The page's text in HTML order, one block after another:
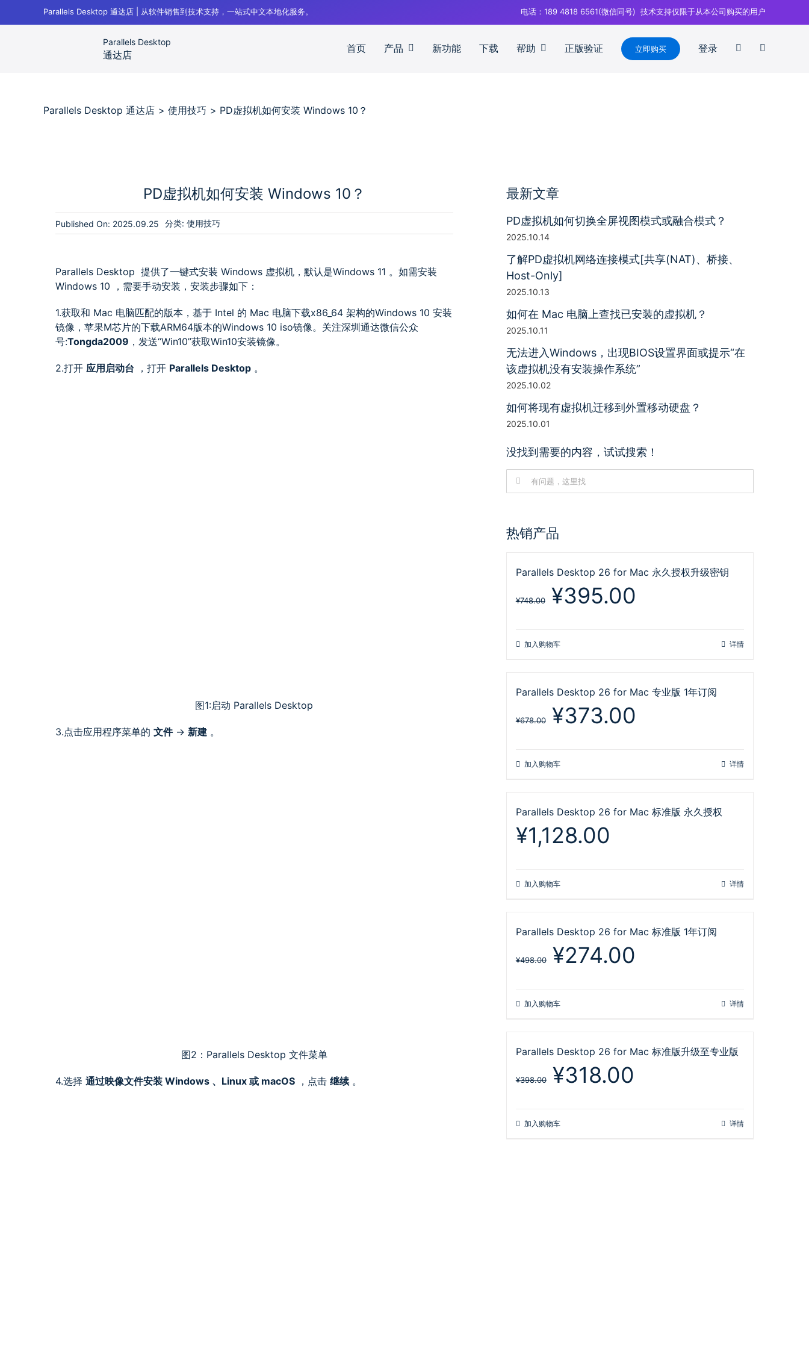
Parallels Desktop 通达店 | 从软件销售到技术支持，一站式中文本地化服务。 电话：189 4818 6561(微信同号) 技术支持仅限于从本公司购买的用户
Parallels Desktop
通达店
首页 产品 新功能 下载 帮助 正版验证 立即购买 登录
Parallels Desktop 通达店 使用技巧 PD虚拟机如何安装 Windows 10？
PD虚拟机如何安装 Windows 10？
Published On: 2025.09.25 分类: 使用技巧
Parallels Desktop 提供了一键式安装 Windows 虚拟机，默认是Windows 11 。如需安装
Windows 10 ，需要手动安装，安装步骤如下：
1.获取和 Mac 电脑匹配的版本，基于 Intel 的 Mac 电脑下载x86_64 架构的Windows 10 安装
镜像，苹果M芯片的下载ARM64版本的Windows 10 iso镜像。关注深圳通达微信公众
号:Tongda2009 ，发送“Win10”获取Win10安装镜像。
2.打开 应用启动台 ，打开 Parallels Desktop。
图1:启动 Parallels Desktop
3.点击应用程序菜单的 文件-> 新建。
图2：Parallels Desktop 文件菜单
4.选择 通过映像文件安装 Windows 、Linux 或 macOS，点击 继续。
最新文章
PD虚拟机如何切换全屏视图模式或融合模式？
2025.10.14
了解PD虚拟机网络连接模式[共享(NAT)、桥接、
Host-Only]
2025.10.13
如何在 Mac 电脑上查找已安装的虚拟机？
2025.10.11
无法进入Windows，出现BIOS设置界面或提示“在
该虚拟机没有安装操作系统”
2025.10.02
如何将现有虚拟机迁移到外置移动硬盘？
2025.10.01
没找到需要的内容，试试搜索！
索：
热销产品
Parallels Desktop 26 for Mac 永久授权升级密钥
¥748.00
原
价
¥395.00
加入购物车 详情
Parallels Desktop 26 for Mac 专业版 1年订阅
¥678.00
原
价
¥373.00
加入购物车 详情
Parallels Desktop 26 for Mac 标准版 永久授权
¥1,128.00
加入购物车 详情
Parallels Desktop 26 for Mac 标准版 1年订阅
¥498.00
原
价
¥274.00
加入购物车 详情
Parallels Desktop 26 for Mac 标准版升级至专业版
¥398.00
原
价
¥318.00
加入购物车 详情